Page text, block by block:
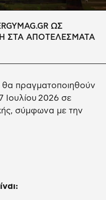
ΩΣ
ΣΤΑ ΑΠΟΤΕΛΕΣΜΑΤΑ
θα πραγματοποιηθούν
Ιουλίου 2026 σε
σύμφωνα με την